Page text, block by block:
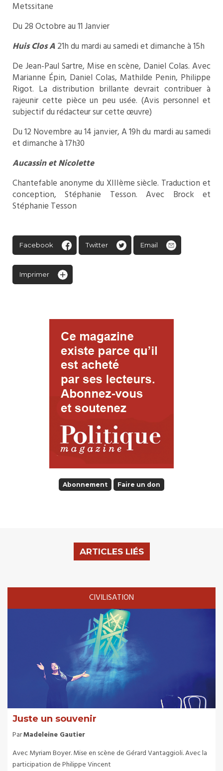
Metssitane
Du 28 Octobre au 11 Janvier
Huis Clos A21h du mardi au samedi et dimanche à 15h
De Jean-Paul Sartre, Mise en scène, Daniel Colas. Avec
Marianne Épin, Daniel Colas, Mathilde Penin, Philippe
Rigot. La distribution brillante devrait contribuer à
rajeunir cette pièce un peu usée. (Avis personnel et
subjectif du rédacteur sur cette œuvre)
Du 12 Novembre au 14 janvier, A 19h du mardi au samedi
et dimanche à 17h30
Aucassin et Nicolette
Chantefable anonyme du XIIIème siècle. Traduction et
conception, Stéphanie Tesson. Avec Brock et
Stéphanie Tesson
Facebook Twitter Email
Imprimer
Abonnement Faire un don
ARTICLES LIÉS
CIVILISATION
Juste un souvenir
ParMadeleine Gautier
Avec Myriam Boyer. Mise en scène de Gérard Vantaggioli. Avec la
participation de Philippe Vincent